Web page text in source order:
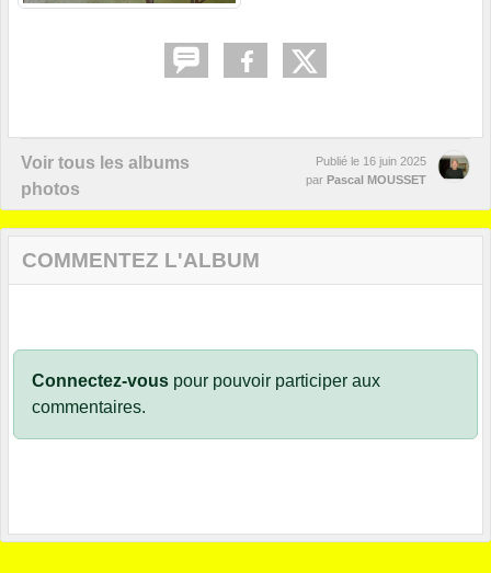
Voir tous les albums
photos
Publié le 16 juin 2025
par Pascal MOUSSET
COMMENTEZ L'ALBUM
Connectez-vous pour pouvoir participer aux
commentaires.